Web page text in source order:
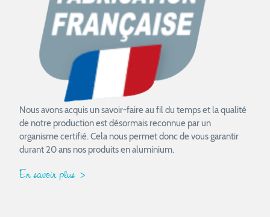
Nous avons acquis un savoir-faire au fil du temps et la qualité
de notre production est désormais reconnue par un
organisme certifié. Cela nous permet donc de vous garantir
durant 20 ans nos produits en aluminium.
En savoir plus